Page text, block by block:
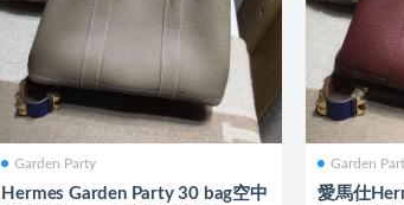
Garden Party
Hermes Garden Party 30 bag空中
Garden
愛馬仕